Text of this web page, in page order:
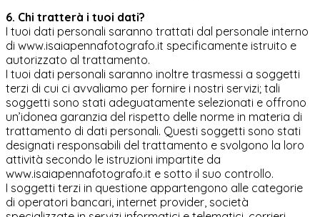
6. Chi tratterà i tuoi dati?
I tuoi dati personali saranno trattati dal personale interno
di www.isaiapennafotografo.it specificamente istruito e
autorizzato al trattamento.
I tuoi dati personali saranno inoltre trasmessi a soggetti
terzi di cui ci avvaliamo per fornire i nostri servizi; tali
soggetti sono stati adeguatamente selezionati e offrono
un’idonea garanzia del rispetto delle norme in materia di
trattamento di dati personali. Questi soggetti sono stati
designati responsabili del trattamento e svolgono la loro
attività secondo le istruzioni impartite da
www.isaiapennafotografo.it e sotto il suo controllo.
I soggetti terzi in questione appartengono alle categorie
di operatori bancari, internet provider, società